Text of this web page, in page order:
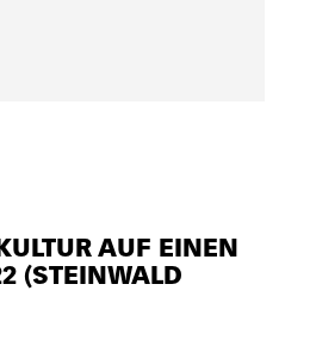
AUF EINEN
(STEINWALD